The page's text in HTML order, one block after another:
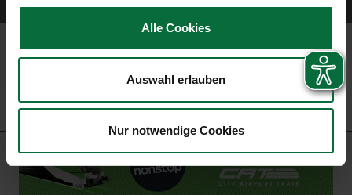
Alle Cookies
Auswahl erlauben
Nur notwendige Cookies